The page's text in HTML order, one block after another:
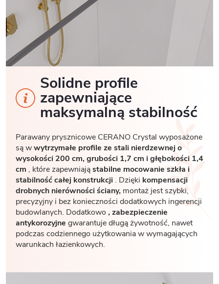
Solidne profile
zapewniające
maksymalną stabilność
Parawany prysznicowe CERANO Crystal wyposażone
są wwytrzymałe profile ze stali nierdzewnej o
wysokości 200 cm, grubości 1,7 cm i głębokości 1,4
cm , które zapewniająstabilne mocowanie szkła i
stabilność całej konstrukcji . Dzięki kompensacji
drobnych nierówności ściany, montaż jest szybki,
precyzyjny i bez konieczności dodatkowych ingerencji
budowlanych. Dodatkowo , zabezpieczenie
antykorozyjne gwarantuje długą żywotność, nawet
podczas codziennego użytkowania w wymagających
warunkach łazienkowych.